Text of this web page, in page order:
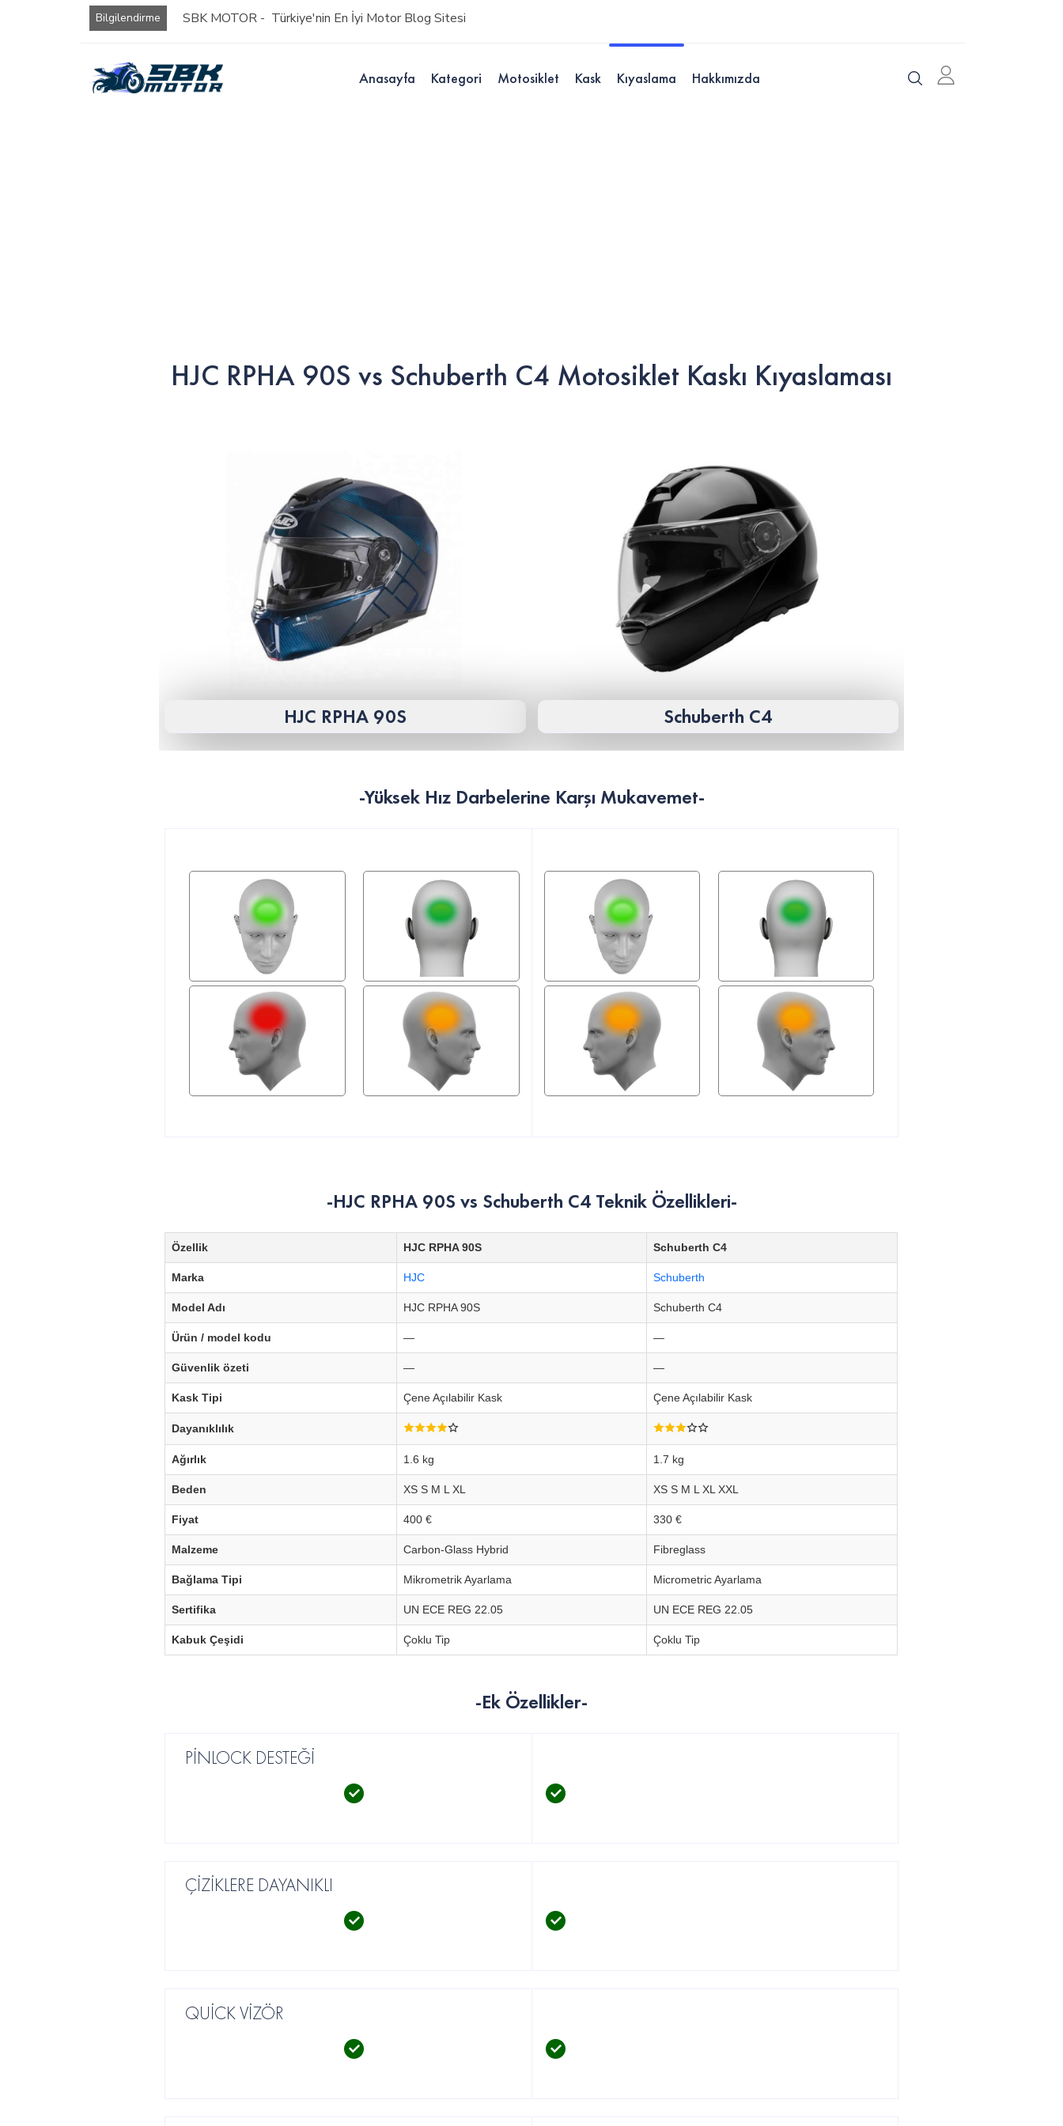
Bilgilendirme SBK MOTOR - Türkiye'nin En İyi Motor Blog Sitesi
Anasayfa Kategori Motosiklet Kask Kıyaslama Hakkımızda
HJC RPHA 90S vs Schuberth C4 Motosiklet Kaskı Kıyaslaması
HJC RPHA 90S Schuberth C4
-Yüksek Hız Darbelerine Karşı Mukavemet-
-HJC RPHA 90S vs Schuberth C4 Teknik Özellikleri-
Özellik HJC RPHA 90S Schuberth C4
Marka HJC Schuberth
Model Adı HJC RPHA 90S Schuberth C4
Ürün / model kodu — —
Güvenlik özeti — —
Kask Tipi Çene Açılabilir Kask Çene Açılabilir Kask
Dayanıklılık
Ağırlık 1.6 kg 1.7 kg
Beden XS S M L XL XS S M L XL XXL
Fiyat 400 € 330 €
Malzeme Carbon-Glass Hybrid Fibreglass
Bağlama Tipi Mikrometrik Ayarlama Micrometric Ayarlama
Sertifika UN ECE REG 22.05 UN ECE REG 22.05
Kabuk Çeşidi Çoklu Tip Çoklu Tip
-Ek Özellikler-
PİNLOCK DESTEĞİ
ÇİZİKLERE DAYANIKLI
QUİCK VİZÖR